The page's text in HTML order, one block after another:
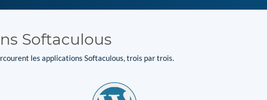
Softaculous
les applications Softaculous, trois par trois.